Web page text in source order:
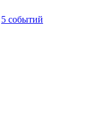
5 событий